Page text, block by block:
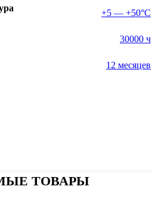
+5 — +50°С
30000 ч
12 месяцев
ТОВАРЫ